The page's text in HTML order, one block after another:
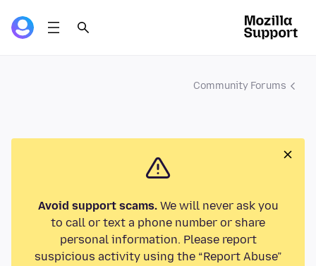
Community Forums
Avoid support scams.We will never ask you
to call or text a phone number or share
personal information. Please report
suspicious activity using the “Report Abuse”